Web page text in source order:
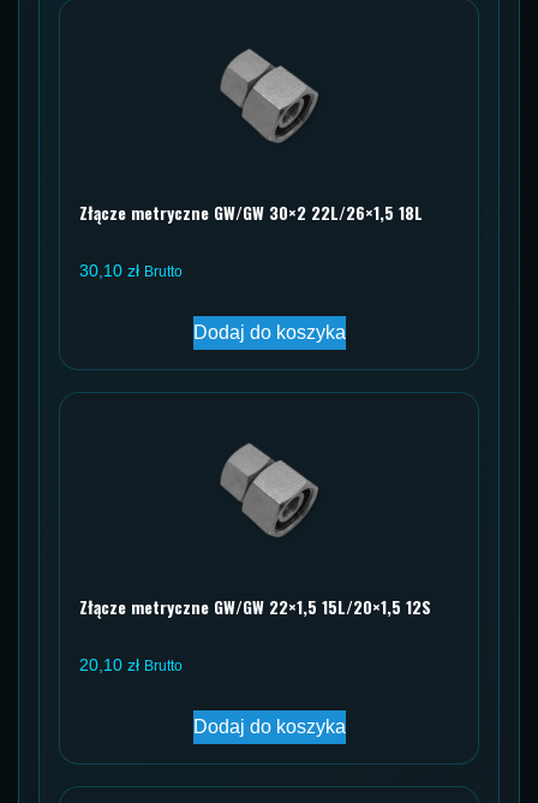
Złącze metryczne GW/GW 30×2 22L/26×1,5 18L
30,10 zł Brutto
Dodaj do koszyka
Złącze metryczne GW/GW 22×1,5 15L/20×1,5 12S
20,10 zł Brutto
Dodaj do koszyka